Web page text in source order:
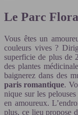
Le Parc
Vous êtes un
couleurs vives ?
superficie de plus de
des plantes
baignerez dans des
paris romantique.
nique sur les
en amoureux.
plus, ce lieu propose